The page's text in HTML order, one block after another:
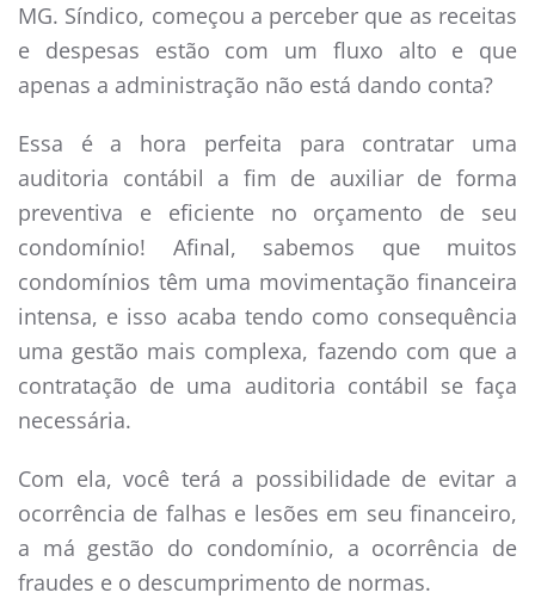
MG. Síndico, começou a perceber que as receitas
e despesas estão com um fluxo alto e que
apenas a administração não está dando conta?
Essa é a hora perfeita para contratar uma
auditoria contábil a fim de auxiliar de forma
preventiva e eficiente no orçamento de seu
condomínio! Afinal, sabemos que muitos
condomínios têm uma movimentação financeira
intensa, e isso acaba tendo como consequência
uma gestão mais complexa, fazendo com que a
contratação de uma auditoria contábil se faça
necessária.
Com ela, você terá a possibilidade de evitar a
ocorrência de falhas e lesões em seu financeiro,
a má gestão do condomínio, a ocorrência de
fraudes e o descumprimento de normas.